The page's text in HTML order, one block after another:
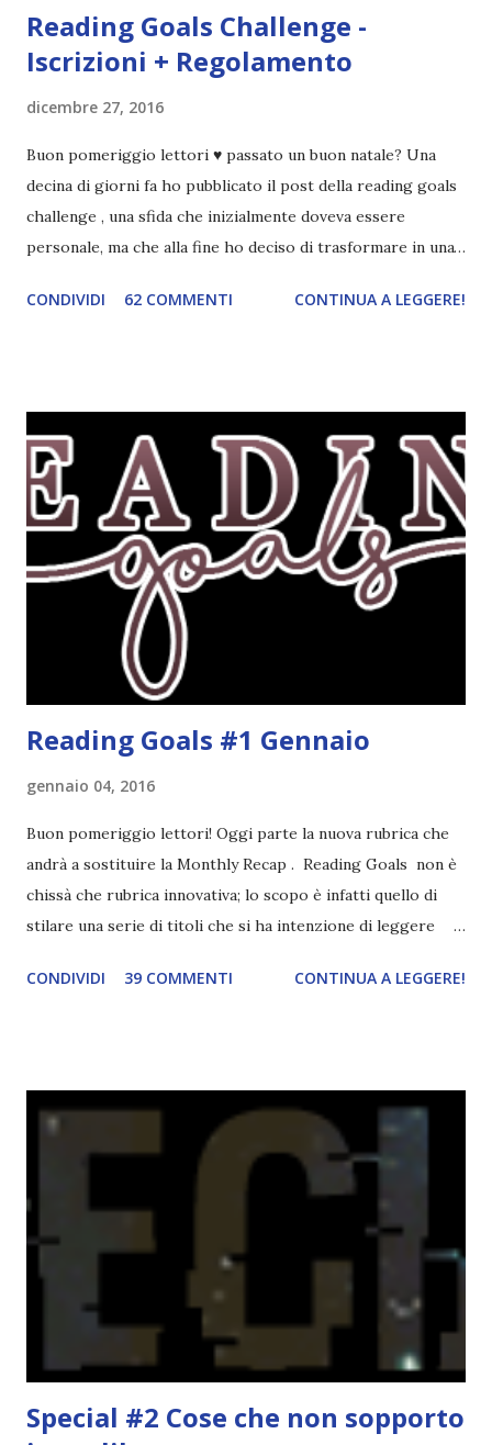
Reading Goals Challenge -
Iscrizioni + Regolamento
dicembre 27, 2016
Buon pomeriggio lettori ♥ passato un buon natale? Una
decina di giorni fa ho pubblicato il post della reading goals
challenge , una sfida che inizialmente doveva essere
personale, ma che alla fine ho deciso di trasformare in una
persone interessate. E quindi eccomi qui con il post delle
challenge un po' particolare perché ogni libro letto può
ricoprire più di un obiettivo. Riportandovi l'esempio che ho
fatto nell'altro post, se leggo un libro horror sulle sirene
scritto dal mio autore preferito, tecnicamente ho già
completato tre degli obiettivi della mia lista . Non importa
leggere 345.453.312 libri, ma maturare come lettore,
uscendo fuori dalla propria comfort zone. Come
partecipare Per partecipare non dovete fare altro che
CONDIVIDI 62 COMMENTI CONTINUA A LEGGERE!
Reading Goals #1 Gennaio
gennaio 04, 2016
Buon pomeriggio lettori! Oggi parte la nuova rubrica che
andrà a sostituire la Monthly Recap . Reading Goals non è
chissà che rubrica innovativa; lo scopo è infatti quello di
stilare una serie di titoli che si ha intenzione di leggere
una rubrica per tenere sotto controllo le reading
spaziare con i generi letterari e non limitarmi al fantasy.
Per farvi un esempio nel 2015 mi sembra di aver letto
troppi libri impegnativi e davvero pochi libri "leggeri", il
che non è sempre un bene. Credo che sia stata la principale
causa per il mio calo di letture. Comunque, ogni mese -
nessun giorno fisso, però - pubblicherò questo post.
Spero che la rubrica sia di vostro gradimento. GENNAIO
TBR+OBIETTIVI Questa è la mia tbr del mese...
CONDIVIDI 39 COMMENTI CONTINUA A LEGGERE!
Special #2 Cose che non sopporto